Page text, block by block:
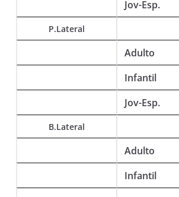
Jov-Esp.
P.Lateral
Adulto
Infantil
Jov-Esp.
B.Lateral
Adulto
Infantil